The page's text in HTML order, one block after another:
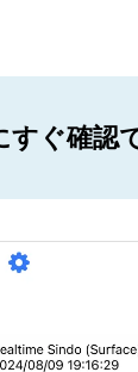
ぐ確認